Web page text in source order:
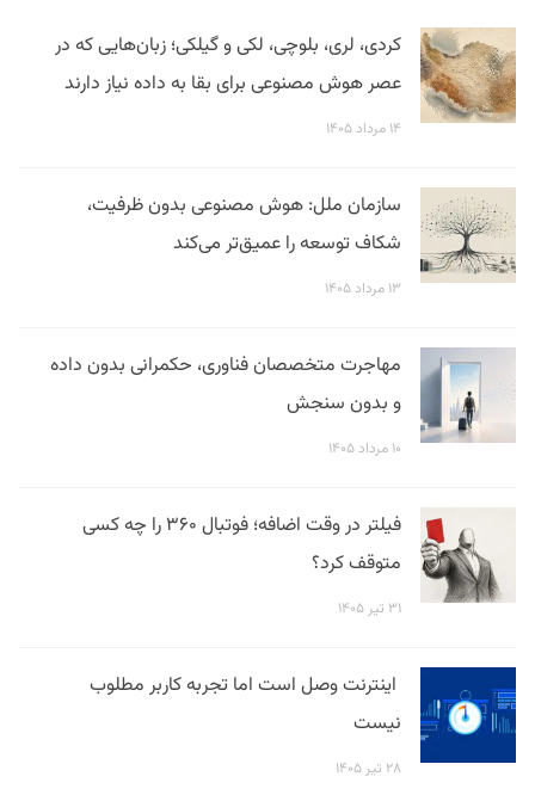
کردی، لری، بلوچی، لکی و گیلکی؛ زبان‌هایی که در
عصر هوش مصنوعی برای بقا به داده نیاز دارند
۱۴ مرداد ۱۴۰۵
سازمان ملل: هوش مصنوعی بدون ظرفیت،
شکاف توسعه را عمیق‌تر می‌کند
۱۳ مرداد ۱۴۰۵
مهاجرت متخصصان فناوری، حکمرانی بدون داده
و بدون سنجش
۱۰ مرداد ۱۴۰۵
فیلتر در وقت اضافه؛ فوتبال ۳۶۰ را چه کسی
متوقف کرد؟
۳۱ تیر ۱۴۰۵
اینترنت وصل است اما تجربه کاربر مطلوب
نیست
۲۸ تیر ۱۴۰۵